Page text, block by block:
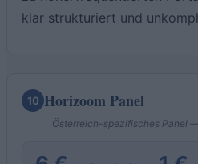
klar strukturiert und
10 Horizoom Panel
Österreich-spezifisches Panel